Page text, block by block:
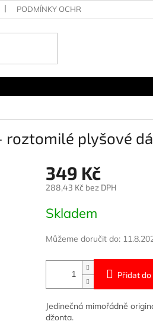
PODMÍNKY OCHRANY OSOBNÍCH
roztomilé plyšové
349 Kč
288,43 Kč bez DPH
cena:
Skladem
Můžeme doručit do:
Přidat do
Jedinečná mimořádně
džonta.